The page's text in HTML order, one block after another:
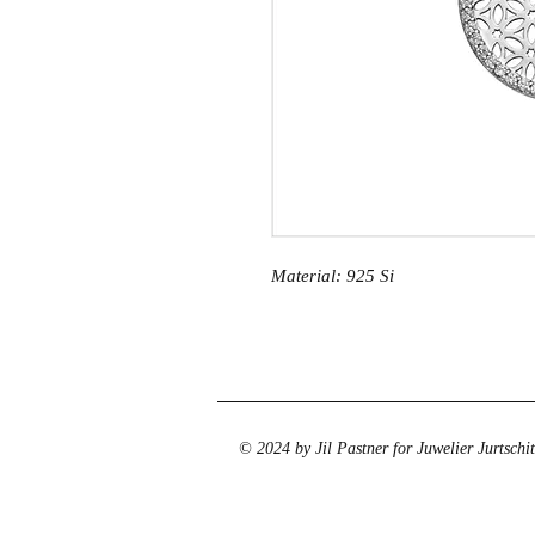
Material: 925 Si
© 2024 by Jil Pastner for Juwelier